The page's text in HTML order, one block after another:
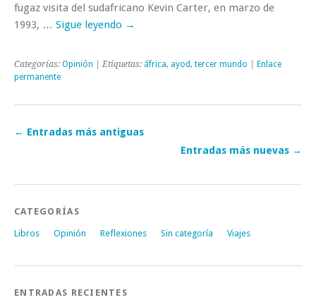
fugaz visita del sudafricano Kevin Carter, en marzo de
1993, … Sigue leyendo →
Categorías: Opinión | Etiquetas: áfrica, ayod, tercer mundo
Enlace
permanente
← Entradas más antiguas
Entradas más nuevas →
CATEGORÍAS
Libros Opinión Reflexiones Sin categoría Viajes
ENTRADAS RECIENTES